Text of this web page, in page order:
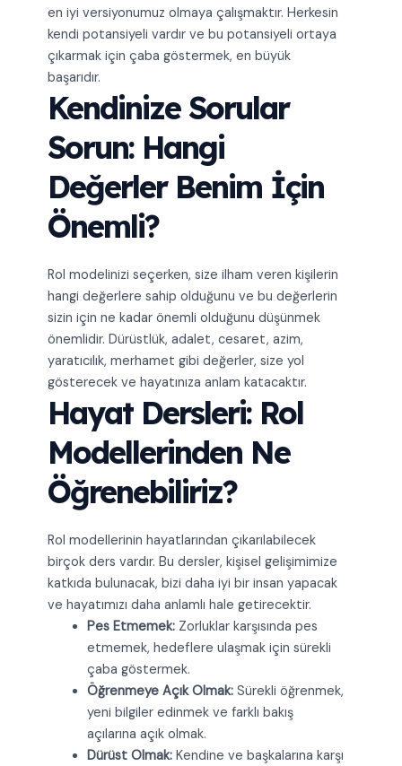
en iyi versiyonumuz olmaya çalışmaktır. Herkesin
kendi potansiyeli vardır ve bu potansiyeli ortaya
çıkarmak için çaba göstermek, en büyük
başarıdır.
Kendinize Sorular
Sorun: Hangi
Değerler Benim İçin
Önemli?
Rol modelinizi seçerken, size ilham veren kişilerin
hangi değerlere sahip olduğunu ve bu değerlerin
sizin için ne kadar önemli olduğunu düşünmek
önemlidir. Dürüstlük, adalet, cesaret, azim,
yaratıcılık, merhamet gibi değerler, size yol
gösterecek ve hayatınıza anlam katacaktır.
Hayat Dersleri: Rol
Modellerinden Ne
Öğrenebiliriz?
Rol modellerinin hayatlarından çıkarılabilecek
birçok ders vardır. Bu dersler, kişisel gelişimimize
katkıda bulunacak, bizi daha iyi bir insan yapacak
ve hayatımızı daha anlamlı hale getirecektir.
Pes Etmemek:Zorluklar karşısında pes
etmemek, hedeflere ulaşmak için sürekli
çaba göstermek.
Öğrenmeye Açık Olmak:Sürekli öğrenmek,
yeni bilgiler edinmek ve farklı bakış
açılarına açık olmak.
Dürüst Olmak:Kendine ve başkalarına karşı